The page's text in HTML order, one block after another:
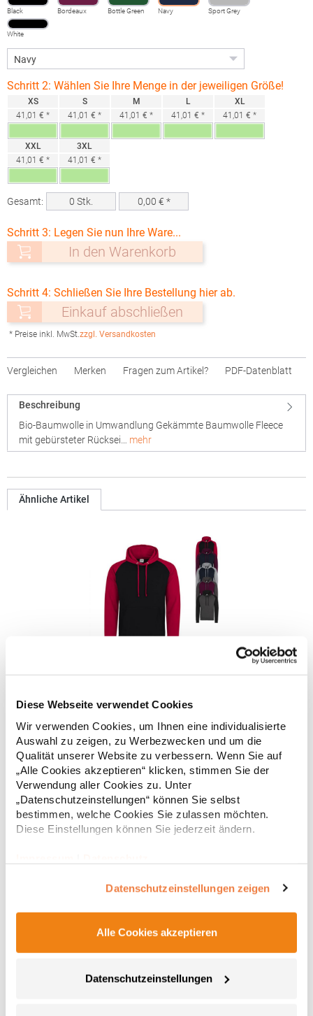
Diese Webseite verwendet Cookies
Wir verwenden Cookies, um Ihnen eine individualisierte
Auswahl zu zeigen, zu Werbezwecken und um die
Qualität unserer Website zu verbessern. Wenn Sie auf
„Alle Cookies akzeptieren“ klicken, stimmen Sie der
Verwendung aller Cookies zu. Unter
„Datenschutzeinstellungen“ können Sie selbst
bestimmen, welche Cookies Sie zulassen möchten.
Diese Einstellungen können Sie jederzeit ändern.
Datenschutzeinstellungen zeigen
Alle Cookies akzeptieren
Datenschutzeinstellungen
Black Bordeaux Bottle Green Navy Sport Grey
White
Schritt 2: Wählen Sie Ihre Menge in der jeweiligen Größe!
XS
41,01 € *
S
41,01 € *
M
41,01 € *
L
41,01 € *
XL
41,01 € *
XXL
41,01 € *
3XL
41,01 € *
Gesamt: 0 Stk. 0,00 € *
Schritt 3: Legen Sie nun Ihre Ware...
In den Warenkorb
Schritt 4: Schließen Sie Ihre Bestellung hier ab.
Einkauf abschließen
* Preise inkl. MwSt.zzgl. Versandkosten
Vergleichen Merken Fragen zum Artikel? PDF-Datenblatt
Beschreibung
Bio-Baumwolle in Umwandlung Gekämmte Baumwolle Fleece
mit gebürsteter Rücksei… mehr
Ähnliche Artikel
Details mit Zwillingsnadelstich Raglan-Ärmel in Kontrastfarbe
Kapuze aus doppeltem Material Flache Zugbänder in
Kontrastfarbe Kängurutasche mit kleiner Öffnung zum
Durchführen von Ohrhörerkabeln Verborgene Schlaufen für
Ohrhörer Bündchen und Saum gerippt Weiches Material mit
Baumwolloberfläche Einfach heraustrennbares Etikett
ermöglicht die Änderung der Marke Grammatur: 280
g/m²Materialzusammensetzung: 80% Baumwolle /
20%PolyesterAngaben zur Produktsicherheit: Herst.-Nr.: JH009
Hersteller: Norty B.V., Kingsfordweg 151, 1043GR Amsterdam
* Preise inkl. gesetzlicher Mwst. +Versandkosten *